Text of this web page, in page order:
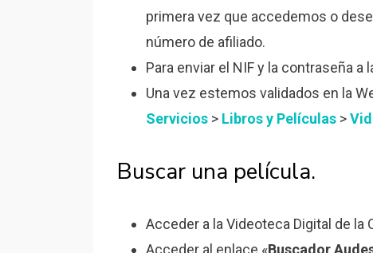
primera vez que accedemos o
número de afiliado.
Para enviar el NIF y la contraseña a
Una vez estemos validados en la
Servicios > Libros y Películas >
Buscar una película.
Acceder a la Videoteca Digital de la
Acceder al enlace «Buscador